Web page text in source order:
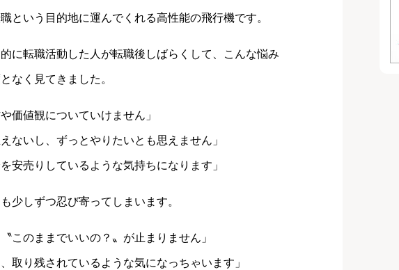
という目的地に運んでくれる高性能の飛行機です。
に転職活動した人が転職後しばらくして、こんな悩み
なく見てきました。
価値観についていけません」
ないし、ずっとやりたいとも思えません」
安売りしているような気持ちになります」
少しずつ忍び寄ってしまいます。
このままでいいの？〟が止まりません」
取り残されているような気になっちゃいます」